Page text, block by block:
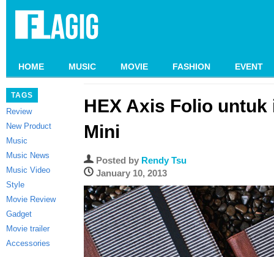
HOME MUSIC MOVIE FASHION EVENT
TAGS
Review
New Product
Music
Music News
Music Video
Style
Movie Review
Gadget
Movie trailer
Accessories
HEX Axis Folio untuk
Mini
Posted by Rendy Tsu
January 10, 2013